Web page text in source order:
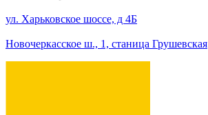
ул. Харьковское шоссе, д 4Б
Новочеркасское ш., 1, станица Грушевская